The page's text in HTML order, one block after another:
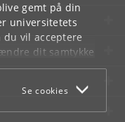
gemt på din
universitetets
du vil acceptere
dit samtykke
du finder i
Se cookies